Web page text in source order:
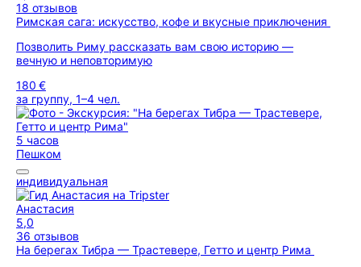
18 отзывов
Римская сага: искусство, кофе и вкусные приключения
Позволить Риму рассказать вам свою историю —
вечную и неповторимую
180 €
за группу, 1–4 чел.
5 часов
Пешком
индивидуальная
Анастасия
5,0
36 отзывов
На берегах Тибра — Трастевере, Гетто и центр Рима